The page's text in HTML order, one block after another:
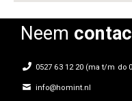
Neem
0527 63 12 20 (ma t/m do
info@homint.nl